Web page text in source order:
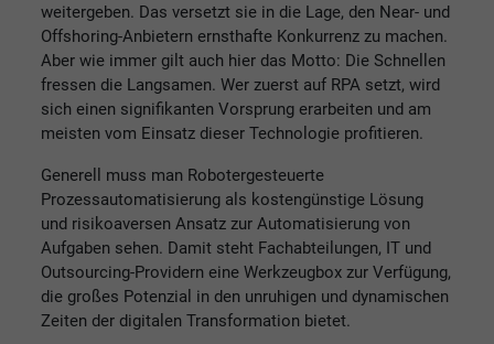
weitergeben. Das versetzt sie in die Lage, den Near- und
Offshoring-Anbietern ernsthafte Konkurrenz zu machen.
Aber wie immer gilt auch hier das Motto: Die Schnellen
fressen die Langsamen. Wer zuerst auf RPA setzt, wird
sich einen signifikanten Vorsprung erarbeiten und am
meisten vom Einsatz dieser Technologie profitieren.
Generell muss man Robotergesteuerte
Prozessautomatisierung als kostengünstige Lösung
und risikoaversen Ansatz zur Automatisierung von
Aufgaben sehen. Damit steht Fachabteilungen, IT und
Outsourcing-Providern eine Werkzeugbox zur Verfügung,
die großes Potenzial in den unruhigen und dynamischen
Zeiten der digitalen Transformation bietet.